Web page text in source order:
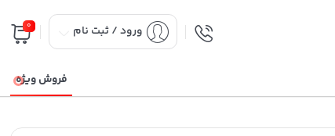
ورود / ثبت نام 0
فروش ویژه